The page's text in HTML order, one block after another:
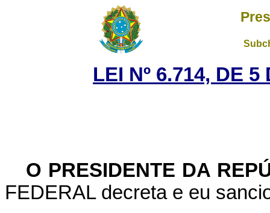
LEI Nº 6.714, DE
O PRESIDENTE DA
FEDERAL decreta e eu